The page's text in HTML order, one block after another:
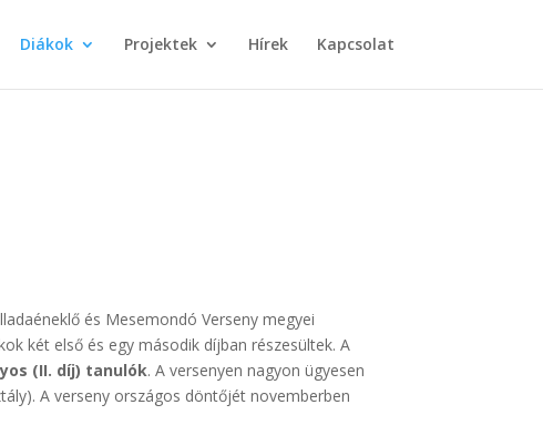
Diákok Projektek Hírek Kapcsolat
és Mesemondó Verseny megyei
két első és egy második díjban részesültek. A
(II. díj) tanulók. A versenyen nagyon ügyesen
A verseny országos döntőjét novemberben